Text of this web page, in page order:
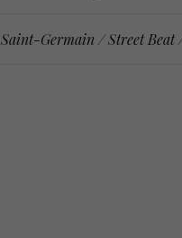
Germain / Street